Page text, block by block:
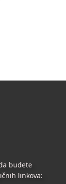
budete
linkova: